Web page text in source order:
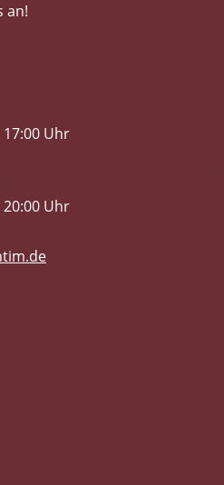
an!
17:00 Uhr
20:00 Uhr